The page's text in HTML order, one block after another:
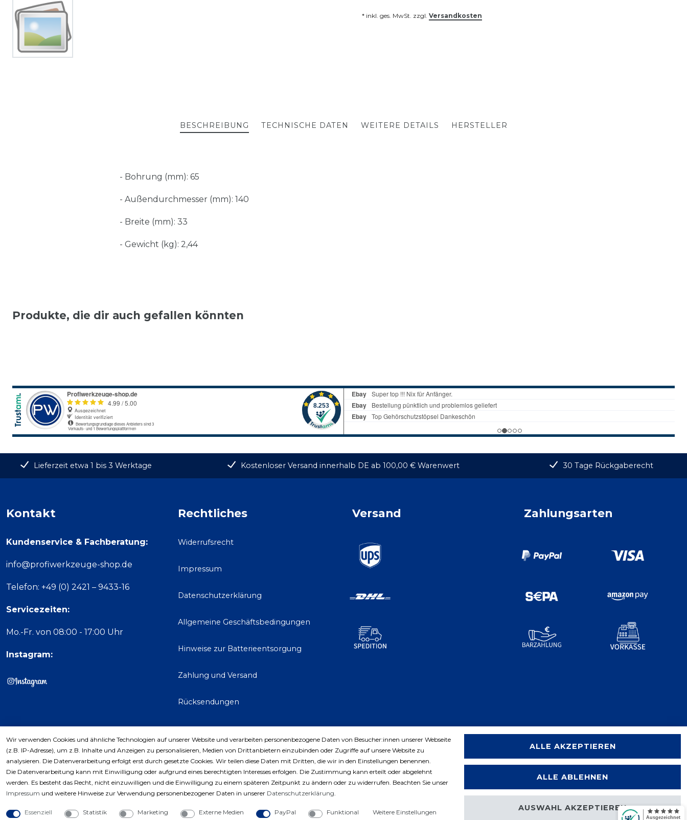
* inkl. ges. MwSt. zzgl. Versandkosten
BESCHREIBUNG TECHNISCHE DATEN WEITERE DETAILS HERSTELLER
- Bohrung (mm): 65
- Außendurchmesser (mm): 140
- Breite (mm): 33
- Gewicht (kg): 2,44
Produkte, die dir auch gefallen könnten
Lieferzeit etwa 1 bis 3 Werktage Kostenloser Versand innerhalb DE ab 100,00 € Warenwert 30 Tage Rückgaberecht
Kontakt
Kundenservice & Fachberatung:
info@profiwerkzeuge-shop.de
Telefon: +49 (0) 2421 – 9433-16
Servicezeiten:
Mo.-Fr. von 08:00 - 17:00 Uhr
Instagram:
Rechtliches
Widerrufsrecht
Impressum
Datenschutzerklärung
Allgemeine Geschäftsbedingungen
Hinweise zur Batterieentsorgung
Zahlung und Versand
Rücksendungen
Kaufvertrag widerrufen
Versand Zahlungsarten
Copyright © 2023 by Profiwerkzeuge-Shop. Alle Rechte vorbehalten.
Wir verwenden Cookies und ähnliche Technologien auf unserer Website und verarbeiten personenbezogene Daten von Besucher:innen unserer Webseite
(z.B. IP-Adresse), um z.B. Inhalte und Anzeigen zu personalisieren, Medien von Drittanbietern einzubinden oder Zugriffe auf unsere Website zu
analysieren. Die Datenverarbeitung erfolgt erst durch gesetzte Cookies. Wir teilen diese Daten mit Dritten, die wir in den Einstellungen benennen.
Die Datenverarbeitung kann mit Einwilligung oder aufgrund eines berechtigten Interesses erfolgen. Die Zustimmung kann erteilt oder abgelehnt
werden. Es besteht das Recht, nicht einzuwilligen und die Einwilligung zu einem späteren Zeitpunkt zu ändern oder zu widerrufen. Beachten Sie unser
Impressum und weitere Hinweise zur Verwendung personenbezogener Daten in unserer Daten­schutz­erklärung.
Essenziell Statistik Marketing Externe Medien PayPal Funktional Weitere Einstellungen
ALLE AKZEPTIEREN
ALLE ABLEHNEN
AUSWAHL AKZEPTIEREN